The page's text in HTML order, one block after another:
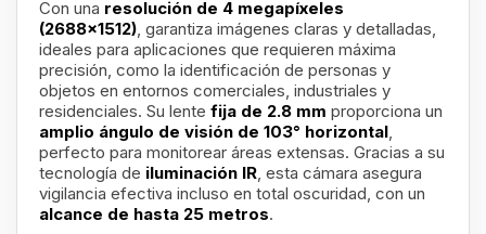
Con una resolución de 4 megapíxeles
(2688x1512), garantiza imágenes claras y detalladas,
ideales para aplicaciones que requieren máxima
precisión, como la identificación de personas y
objetos en entornos comerciales, industriales y
residenciales. Su lente fija de 2.8 mm proporciona un
amplio ángulo de visión de 103° horizontal,
perfecto para monitorear áreas extensas. Gracias a su
tecnología de iluminación IR, esta cámara asegura
vigilancia efectiva incluso en total oscuridad, con un
alcance de hasta 25 metros.